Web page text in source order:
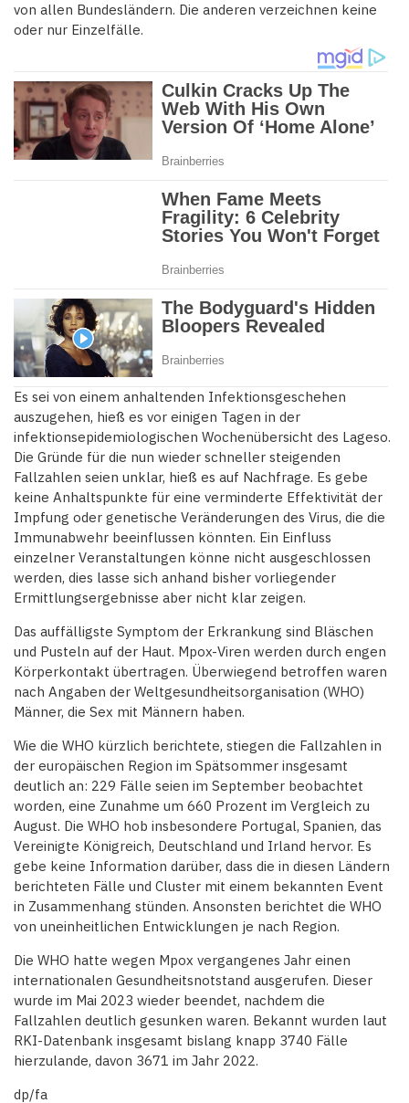
von allen Bundesländern. Die anderen verzeichnen keine
oder nur Einzelfälle.
Es sei von einem anhaltenden Infektionsgeschehen
auszugehen, hieß es vor einigen Tagen in der
infektionsepidemiologischen Wochenübersicht des Lageso.
Die Gründe für die nun wieder schneller steigenden
Fallzahlen seien unklar, hieß es auf Nachfrage. Es gebe
keine Anhaltspunkte für eine verminderte Effektivität der
Impfung oder genetische Veränderungen des Virus, die die
Immunabwehr beeinflussen könnten. Ein Einfluss
einzelner Veranstaltungen könne nicht ausgeschlossen
werden, dies lasse sich anhand bisher vorliegender
Ermittlungsergebnisse aber nicht klar zeigen.
Das auffälligste Symptom der Erkrankung sind Bläschen
und Pusteln auf der Haut. Mpox-Viren werden durch engen
Körperkontakt übertragen. Überwiegend betroffen waren
nach Angaben der Weltgesundheitsorganisation (WHO)
Männer, die Sex mit Männern haben.
Wie die WHO kürzlich berichtete, stiegen die Fallzahlen in
der europäischen Region im Spätsommer insgesamt
deutlich an: 229 Fälle seien im September beobachtet
worden, eine Zunahme um 660 Prozent im Vergleich zu
August. Die WHO hob insbesondere Portugal, Spanien, das
Vereinigte Königreich, Deutschland und Irland hervor. Es
gebe keine Information darüber, dass die in diesen Ländern
berichteten Fälle und Cluster mit einem bekannten Event
in Zusammenhang stünden. Ansonsten berichtet die WHO
von uneinheitlichen Entwicklungen je nach Region.
Die WHO hatte wegen Mpox vergangenes Jahr einen
internationalen Gesundheitsnotstand ausgerufen. Dieser
wurde im Mai 2023 wieder beendet, nachdem die
Fallzahlen deutlich gesunken waren. Bekannt wurden laut
RKI-Datenbank insgesamt bislang knapp 3740 Fälle
hierzulande, davon 3671 im Jahr 2022.
dp/fa